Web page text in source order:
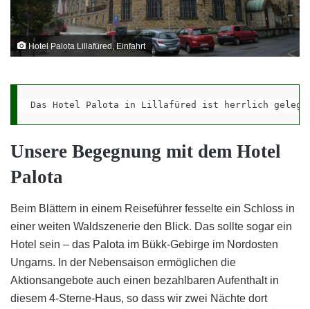
Hotel Palota Lillafüred, Einfahrt
Das Hotel Palota in Lillafüred ist herrlich
Unsere Begegnung mit dem Hotel
Palota
Beim Blättern in einem Reiseführer fesselte ein Schloss in
einer weiten Waldszenerie den Blick. Das sollte sogar ein
Hotel sein – das Palota im Bükk-Gebirge im Nordosten
Ungarns. In der Nebensaison ermöglichen die
Aktionsangebote auch einen bezahlbaren Aufenthalt in
diesem 4-Sterne-Haus, so dass wir zwei Nächte dort